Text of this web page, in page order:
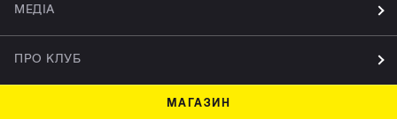
МЕДІА
ПРО КЛУБ
МАГАЗИН